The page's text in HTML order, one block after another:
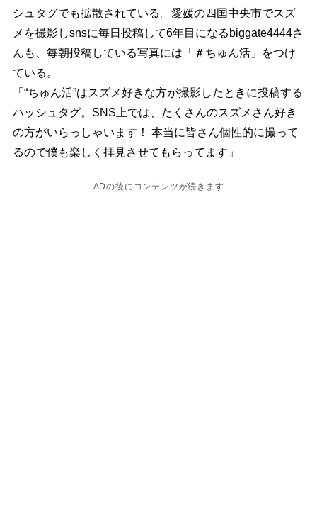
シュタグでも拡散されている。愛媛の四国中央市でスズ
メを撮影しsnsに毎日投稿して6年目になるbiggate4444さ
んも、毎朝投稿している写真には「＃ちゅん活」をつけ
ている。
「“ちゅん活”はスズメ好きな方が撮影したときに投稿する
ハッシュタグ。SNS上では、たくさんのスズメさん好き
の方がいらっしゃいます！ 本当に皆さん個性的に撮って
るので僕も楽しく拝見させてもらってます」
ADの後にコンテンツが続きます